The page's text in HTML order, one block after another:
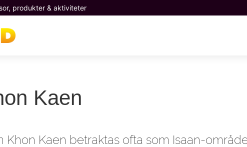
produkter & aktiviteter
Kaen
Khon Kaen betraktas ofta som Isaan-